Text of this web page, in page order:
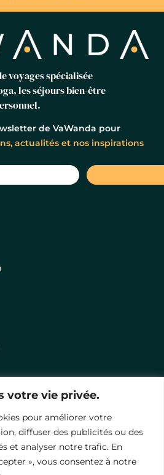
votre vie privée.
pour améliorer votre
diffuser des publicités ou des
et analyser notre trafic. En
», vous consentez à notre
voyages spécialisée
les séjours bien-être
de VaWanda pour
actualités et nos inspirations
carte cadeau
Vente